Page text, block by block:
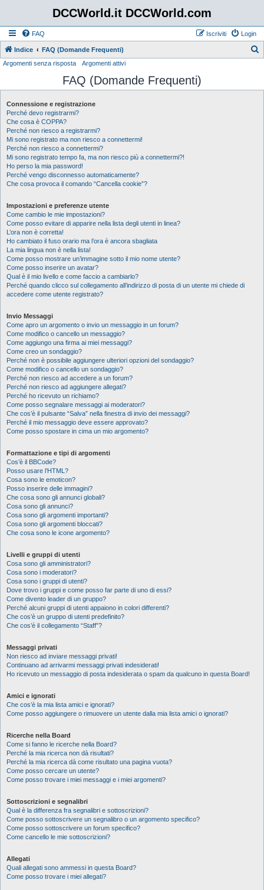
DCCWorld.it DCCWorld.com
FAQ Login
Iscriviti
Indice FAQ (Domande Frequenti)
c
Argomenti senza risposta Argomenti attivi
FAQ (Domande Frequenti)
Connessione e registrazione
Perché devo registrarmi?
Che cosa è COPPA?
Perché non riesco a registrarmi?
Mi sono registrato ma non riesco a connettermi!
Perché non riesco a connettermi?
Mi sono registrato tempo fa, ma non riesco più a connettermi?!
Ho perso la mia password!
Perché vengo disconnesso automaticamente?
Che cosa provoca il comando “Cancella cookie”?
Impostazioni e preferenze utente
Come cambio le mie impostazioni?
Come posso evitare di apparire nella lista degli utenti in linea?
L’ora non è corretta!
Ho cambiato il fuso orario ma l’ora è ancora sbagliata
La mia lingua non è nella lista!
Come posso mostrare un’immagine sotto il mio nome utente?
Come posso inserire un avatar?
Qual è il mio livello e come faccio a cambiarlo?
Perché quando clicco sul collegamento all’indirizzo di posta di un utente mi chiede di
accedere come utente registrato?
Invio Messaggi
Come apro un argomento o invio un messaggio in un forum?
Come modifico o cancello un messaggio?
Come aggiungo una firma ai miei messaggi?
Come creo un sondaggio?
Perché non è possibile aggiungere ulteriori opzioni del sondaggio?
Come modifico o cancello un sondaggio?
Perché non riesco ad accedere a un forum?
Perché non riesco ad aggiungere allegati?
Perché ho ricevuto un richiamo?
Come posso segnalare messaggi ai moderatori?
Che cos’è il pulsante “Salva” nella finestra di invio dei messaggi?
Perché il mio messaggio deve essere approvato?
Come posso spostare in cima un mio argomento?
Formattazione e tipi di argomenti
Cos’è il BBCode?
Posso usare l’HTML?
Cosa sono le emoticon?
Posso inserire delle immagini?
Che cosa sono gli annunci globali?
Cosa sono gli annunci?
Cosa sono gli argomenti importanti?
Cosa sono gli argomenti bloccati?
Che cosa sono le icone argomento?
Livelli e gruppi di utenti
Cosa sono gli amministratori?
Cosa sono i moderatori?
Cosa sono i gruppi di utenti?
Dove trovo i gruppi e come posso far parte di uno di essi?
Come divento leader di un gruppo?
Perché alcuni gruppi di utenti appaiono in colori differenti?
Che cos’è un gruppo di utenti predefinito?
Che cos’è il collegamento “Staff”?
Messaggi privati
Non riesco ad inviare messaggi privati!
Continuano ad arrivarmi messaggi privati indesiderati!
Ho ricevuto un messaggio di posta indesiderata o spam da qualcuno in questa Board!
Amici e ignorati
Che cos’è la mia lista amici e ignorati?
Come posso aggiungere o rimuovere un utente dalla mia lista amici o ignorati?
Ricerche nella Board
Come si fanno le ricerche nella Board?
Perché la mia ricerca non dà risultati?
Perché la mia ricerca dà come risultato una pagina vuota?
Come posso cercare un utente?
Come posso trovare i miei messaggi e i miei argomenti?
Sottoscrizioni e segnalibri
Qual è la differenza fra segnalibri e sottoscrizioni?
Come posso sottoscrivere un segnalibro o un argomento specifico?
Come posso sottoscrivere un forum specifico?
Come cancello le mie sottoscrizioni?
Allegati
Quali allegati sono ammessi in questa Board?
Come posso trovare i miei allegati?